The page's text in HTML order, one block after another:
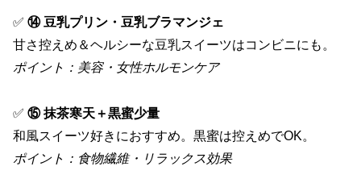
✅ ⑭ 豆乳プリン・豆乳ブラマンジェ
甘さ控えめ＆ヘルシーな豆乳スイーツはコンビニにも。
ポイント：美容・女性ホルモンケア
✅ ⑮ 抹茶寒天＋黒蜜少量
和風スイーツ好きにおすすめ。黒蜜は控えめでOK。
ポイント：食物繊維・リラックス効果